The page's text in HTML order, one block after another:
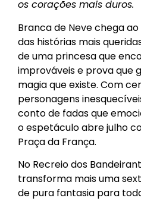
os corações mais duros.
Branca de Neve chega
das histórias mais
de uma princesa que
improváveis e prova que
magia que existe. Com
personagens
conto de fadas que
o espetáculo abre julho
Praça da França.
No Recreio dos
transforma mais uma
de pura fantasia para